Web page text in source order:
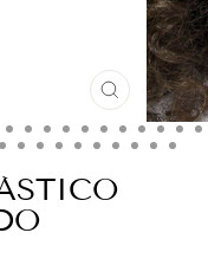
CERRAR
(ESC)